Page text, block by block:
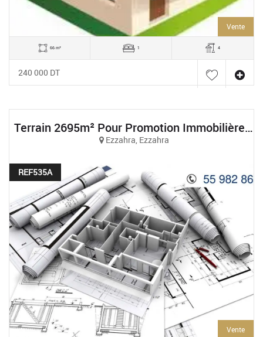
Vente
66 m² 1 4
240 000 DT
Terrain 2695m² Pour Promotion Immobilière À Boumhel
Ezzahra, Ezzahra
REF535A
Vente